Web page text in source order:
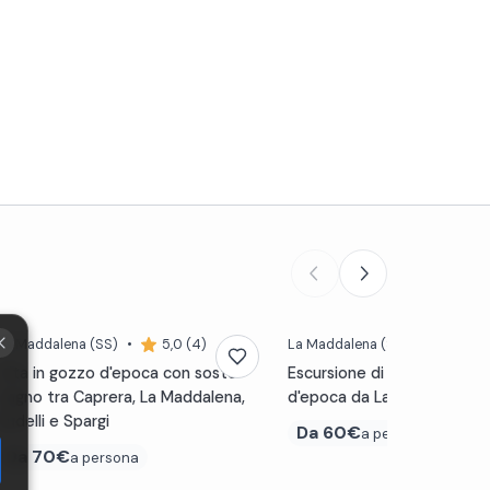
Maddalena (SS) • 5,0 (4)
Gita in gozzo d'epoca con soste
bagno tra Caprera, La Maddalena,
Budelli e Spargi
70€a persona
La Maddalena (SS)
Escursione di gruppo in
d'epoca da La Maddalena
Da 60€a persona